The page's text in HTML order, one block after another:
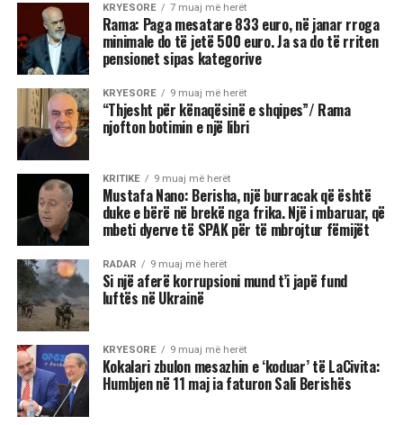
KRYESORE 7 muaj më herët
Rama: Paga mesatare 833 euro, në janar rroga
minimale do të jetë 500 euro. Ja sa do të rriten
pensionet sipas kategorive
KRYESORE 9 muaj më herët
“Thjesht për kënaqësinë e shqipes”/ Rama
njofton botimin e një libri
KRITIKE 9 muaj më herët
Mustafa Nano: Berisha, një burracak që është
duke e bërë në brekë nga frika. Një i mbaruar, që
mbeti dyerve të SPAK për të mbrojtur fëmijët
RADAR 9 muaj më herët
Si një aferë korrupsioni mund t’i japë fund
luftës në Ukrainë
KRYESORE 9 muaj më herët
Kokalari zbulon mesazhin e ‘koduar’ të LaCivita:
Humbjen në 11 maj ia faturon Sali Berishës